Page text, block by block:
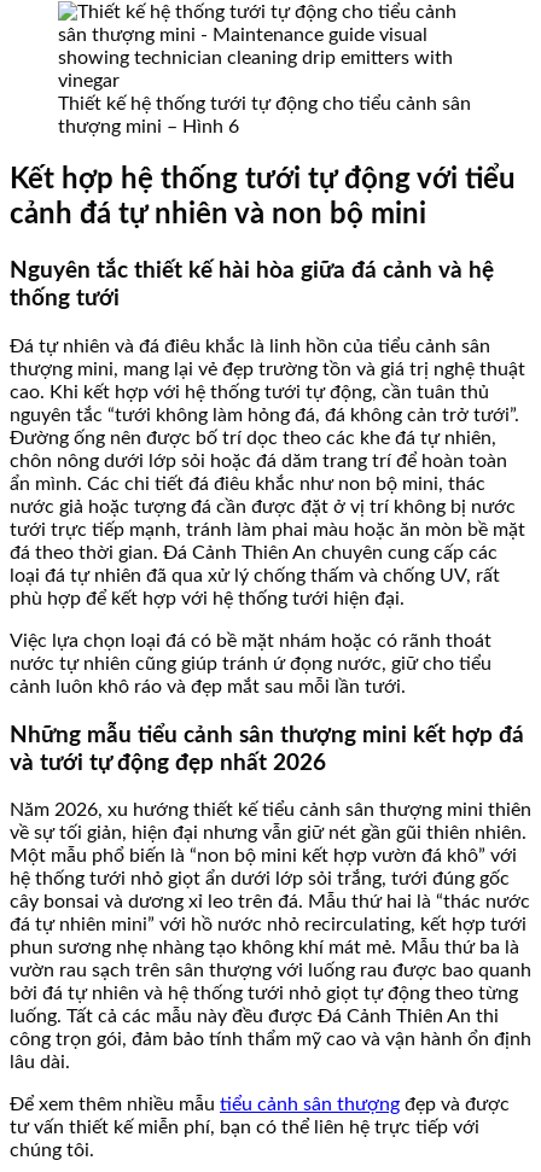
Thiết kế hệ thống tưới tự động cho tiểu cảnh sân
thượng mini – Hình 6
Kết hợp hệ thống tưới tự động với tiểu
cảnh đá tự nhiên và non bộ mini
Nguyên tắc thiết kế hài hòa giữa đá cảnh và hệ
thống tưới
Đá tự nhiên và đá điêu khắc là linh hồn của tiểu cảnh sân
thượng mini, mang lại vẻ đẹp trường tồn và giá trị nghệ thuật
cao. Khi kết hợp với hệ thống tưới tự động, cần tuân thủ
nguyên tắc “tưới không làm hỏng đá, đá không cản trở tưới”.
Đường ống nên được bố trí dọc theo các khe đá tự nhiên,
chôn nông dưới lớp sỏi hoặc đá dăm trang trí để hoàn toàn
ẩn mình. Các chi tiết đá điêu khắc như non bộ mini, thác
nước giả hoặc tượng đá cần được đặt ở vị trí không bị nước
tưới trực tiếp mạnh, tránh làm phai màu hoặc ăn mòn bề mặt
đá theo thời gian. Đá Cảnh Thiên An chuyên cung cấp các
loại đá tự nhiên đã qua xử lý chống thấm và chống UV, rất
phù hợp để kết hợp với hệ thống tưới hiện đại.
Việc lựa chọn loại đá có bề mặt nhám hoặc có rãnh thoát
nước tự nhiên cũng giúp tránh ứ đọng nước, giữ cho tiểu
cảnh luôn khô ráo và đẹp mắt sau mỗi lần tưới.
Những mẫu tiểu cảnh sân thượng mini kết hợp đá
và tưới tự động đẹp nhất 2026
Năm 2026, xu hướng thiết kế tiểu cảnh sân thượng mini thiên
về sự tối giản, hiện đại nhưng vẫn giữ nét gần gũi thiên nhiên.
Một mẫu phổ biến là “non bộ mini kết hợp vườn đá khô” với
hệ thống tưới nhỏ giọt ẩn dưới lớp sỏi trắng, tưới đúng gốc
cây bonsai và dương xỉ leo trên đá. Mẫu thứ hai là “thác nước
đá tự nhiên mini” với hồ nước nhỏ recirculating, kết hợp tưới
phun sương nhẹ nhàng tạo không khí mát mẻ. Mẫu thứ ba là
vườn rau sạch trên sân thượng với luống rau được bao quanh
bởi đá tự nhiên và hệ thống tưới nhỏ giọt tự động theo từng
luống. Tất cả các mẫu này đều được Đá Cảnh Thiên An thi
công trọn gói, đảm bảo tính thẩm mỹ cao và vận hành ổn định
lâu dài.
Để xem thêm nhiều mẫu tiểu cảnh sân thượng đẹp và được
tư vấn thiết kế miễn phí, bạn có thể liên hệ trực tiếp với
chúng tôi.